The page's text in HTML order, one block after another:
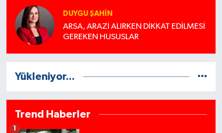
DUYGU ŞAHİN
ARSA, ARAZİ ALIRKEN DİKKAT EDİLMESİ
GEREKEN HUSUSLAR
Yükleniyor...
Trend Haberler
1